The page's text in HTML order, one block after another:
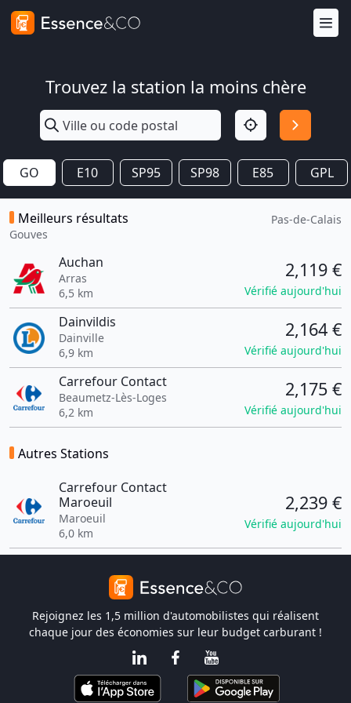
Trouvez la station la moins chère
GO E10 SP95 SP98 E85 GPL
Meilleurs résultats
Gouves
Pas-de-Calais
Auchan
Arras
6,5 km
2,119 €
Vérifié aujourd'hui
Dainvildis
Dainville
6,9 km
2,164 €
Vérifié aujourd'hui
Carrefour Contact
Beaumetz-Lès-Loges
6,2 km
2,175 €
Vérifié aujourd'hui
Autres Stations
Carrefour Contact
Maroeuil
Maroeuil
6,0 km
2,239 €
Vérifié aujourd'hui
Rejoignez les 1,5 million d'automobilistes qui réalisent
chaque jour des économies sur leur budget carburant !